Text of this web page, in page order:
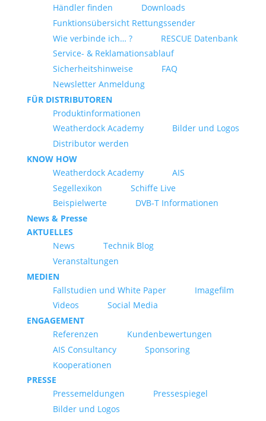
Händler finden
Downloads
Funktionsübersicht Rettungssender
Wie verbinde ich… ?
RESCUE Datenbank
Service- & Reklamationsablauf
Sicherheitshinweise
FAQ
Newsletter Anmeldung
FÜR DISTRIBUTOREN
Produktinformationen
Weatherdock Academy
Bilder und Logos
Distributor werden
KNOW HOW
Weatherdock Academy
AIS
Segellexikon
Schiffe Live
Beispielwerte
DVB-T Informationen
News & Presse
AKTUELLES
News
Technik Blog
Veranstaltungen
MEDIEN
Fallstudien und White Paper
Imagefilm
Videos
Social Media
ENGAGEMENT
Referenzen
Kundenbewertungen
AIS Consultancy
Sponsoring
Kooperationen
PRESSE
Pressemeldungen
Pressespiegel
Bilder und Logos